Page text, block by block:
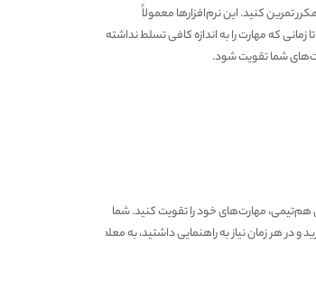
تمرین کنید. این نرم‌افزارها معمولاً
که مهارت را به اندازه کافی تسلط نداشته
شما تقویت شود.
هم‌تیمی، مهارت‌های خود را تقویت کنید. شما
و در هر زمان نیاز به راهنمایی داشتید، به معلم